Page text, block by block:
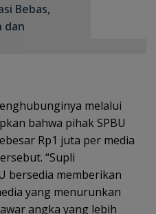
Bebas,
dan
melalui
bahwa pihak SPBU
Rp1 juta per media
“Supli
bersedia memberikan
yang menurunkan
angka yang lebih